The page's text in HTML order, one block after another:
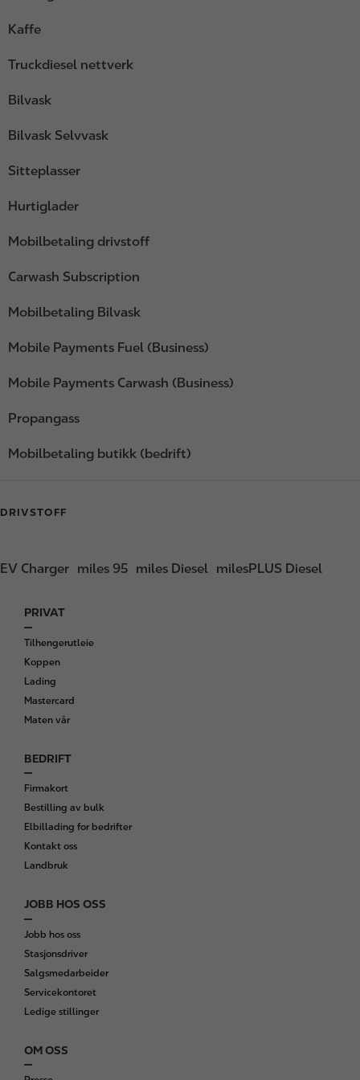
Kaffe
Truckdiesel nettverk
Bilvask
Bilvask Selvvask
Sitteplasser
Hurtiglader
Mobilbetaling drivstoff
Carwash Subscription
Mobilbetaling Bilvask
Mobile Payments Fuel (Business)
Mobile Payments Carwash (Business)
Propangass
Mobilbetaling butikk (bedrift)
DRIVSTOFF
EV Charger miles 95 miles Diesel milesPLUS Diesel
F
o
o
t
e
r
PRIVAT
Tilhengerutleie
Koppen
Lading
Mastercard
Maten vår
BEDRIFT
Firmakort
Bestilling av bulk
Elbillading for bedrifter
Kontakt oss
Landbruk
JOBB HOS OSS
Jobb hos oss
Stasjonsdriver
Salgsmedarbeider
Servicekontoret
Ledige stillinger
OM OSS